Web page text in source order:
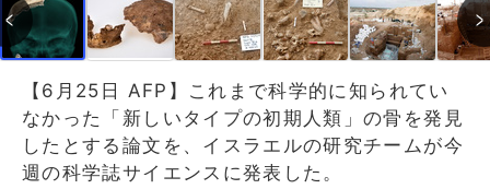
【6月25日 AFP】これまで科学的に知られてい
なかった「新しいタイプの初期人類」の骨を発見
したとする論文を、イスラエルの研究チームが今
週の科学誌サイエンスに発表した。